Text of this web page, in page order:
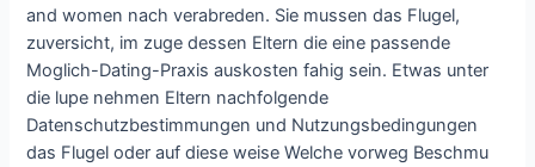
and women nach verabreden. Sie mussen das Flugel,
zuversicht, im zuge dessen Eltern die eine passende
Moglich-Dating-Praxis auskosten fahig sein. Etwas unter
die lupe nehmen Eltern nachfolgende
Datenschutzbestimmungen und Nutzungsbedingungen
das Flugel oder auf diese weise Welche vorweg Beschmu